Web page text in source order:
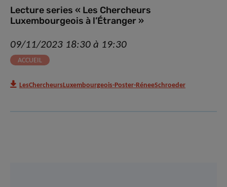
Lecture series « Les Chercheurs
Luxembourgeois à l’Étranger »
09/11/2023 18:30 à 19:30
ACCUEIL
LesChercheursLuxembourgeois-Poster-RéneeSchroeder